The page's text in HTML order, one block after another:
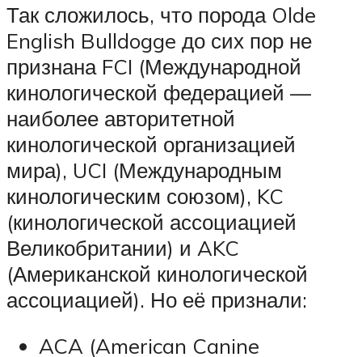
Так сложилось, что порода Olde
English Bulldogge до сих пор не
признана FCI (Международной
кинологической федерацией —
наиболее авторитетной
кинологической организацией
мира), UCI (Международным
кинологическим союзом), KC
(кинологической ассоциацией
Великобритании) и AKC
(Американской кинологической
ассоциацией). Но её признали:
ACA (American Canine